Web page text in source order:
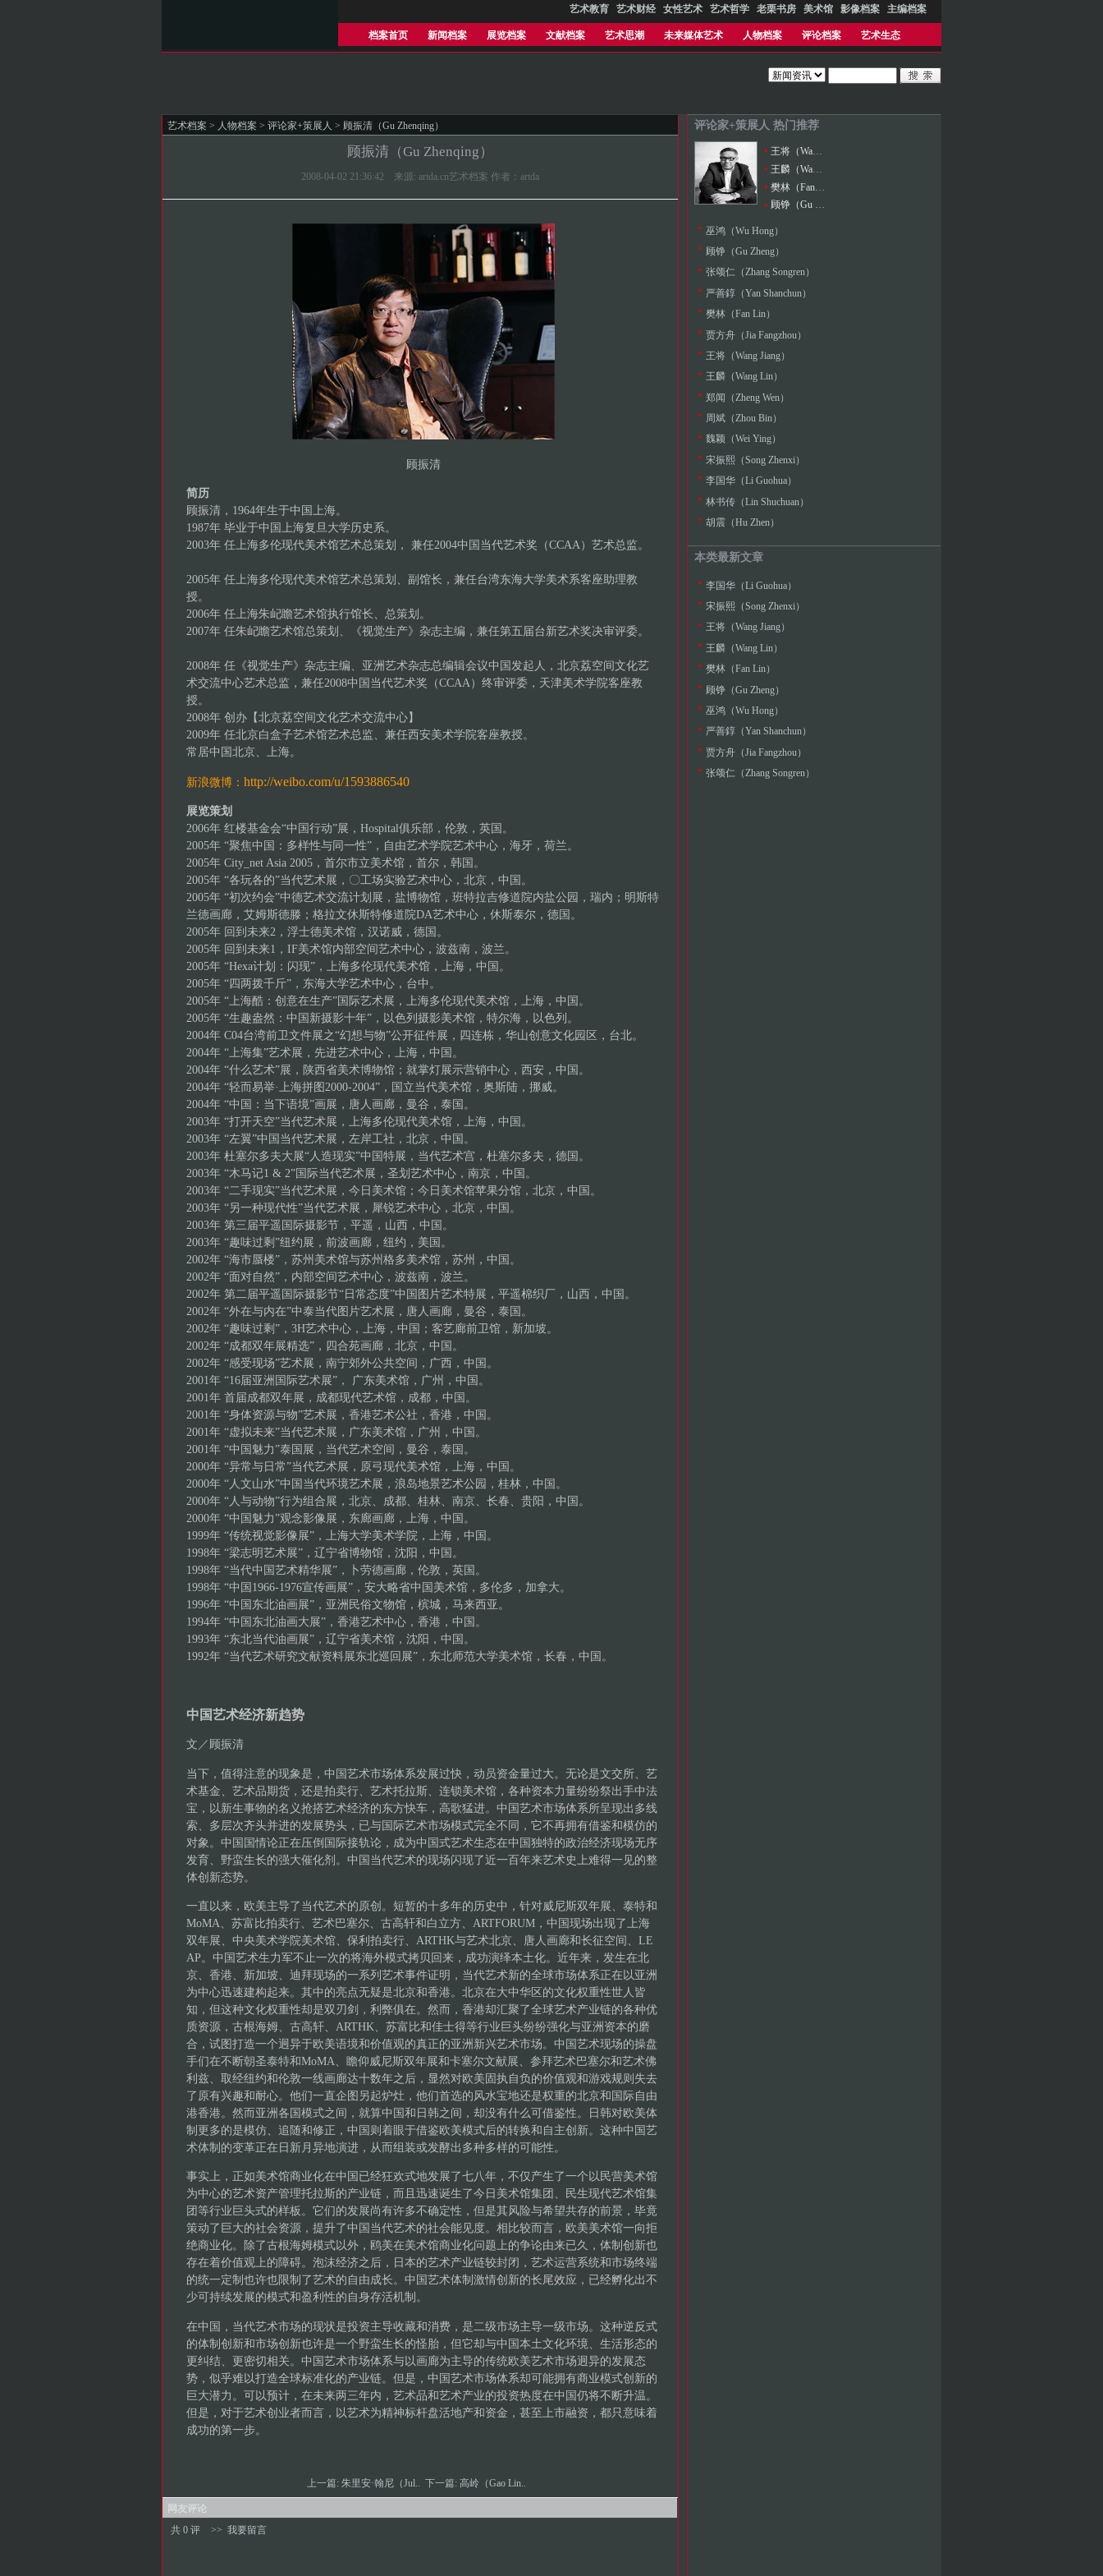
艺术教育 艺术财经 女性艺术 艺术哲学 老栗书房 美术馆 影像档案 主编档案
档案首页 新闻档案 展览档案 文献档案 艺术思潮 未来媒体艺术 人物档案 评论档案 艺术生态
艺术档案 > 人物档案 > 评论家+策展人 > 顾振清（Gu Zhenqing）
顾振清（Gu Zhenqing）
2008-04-02 21:36:42 来源: artda.cn艺术档案 作者：artda
顾振清
简历
顾振清，1964年生于中国上海。
1987年 毕业于中国上海复旦大学历史系。
2003年 任上海多伦现代美术馆艺术总策划， 兼任2004中国当代艺术奖（CCAA）艺术总监。
2005年 任上海多伦现代美术馆艺术总策划、副馆长，兼任台湾东海大学美术系客座助理教
授。
2006年 任上海朱屺瞻艺术馆执行馆长、总策划。
2007年 任朱屺瞻艺术馆总策划、《视觉生产》杂志主编，兼任第五届台新艺术奖决审评委。
2008年 任《视觉生产》杂志主编、亚洲艺术杂志总编辑会议中国发起人，北京荔空间文化艺
术交流中心艺术总监，兼任2008中国当代艺术奖（CCAA）终审评委，天津美术学院客座教
授。
2008年 创办【北京荔空间文化艺术交流中心】
2009年 任北京白盒子艺术馆艺术总监、兼任西安美术学院客座教授。
常居中国北京、上海。
新浪微博： http://weibo.com/u/1593886540
展览策划
2006年 红楼基金会“中国行动”展，Hospital俱乐部，伦敦，英国。
2005年 “聚焦中国：多样性与同一性”，自由艺术学院艺术中心，海牙，荷兰。
2005年 City_net Asia 2005，首尔市立美术馆，首尔，韩国。
2005年 “各玩各的”当代艺术展，〇工场实验艺术中心，北京，中国。
2005年 “初次约会”中德艺术交流计划展，盐博物馆，班特拉吉修道院内盐公园，瑞内；明斯特
兰德画廊，艾姆斯德滕；格拉文休斯特修道院DA艺术中心，休斯泰尔，德国。
2005年 回到未来2，浮士德美术馆，汉诺威，德国。
2005年 回到未来1，IF美术馆内部空间艺术中心，波兹南，波兰。
2005年 “Hexa计划：闪现”，上海多伦现代美术馆，上海，中国。
2005年 “四两拨千斤”，东海大学艺术中心，台中。
2005年 “上海酷：创意在生产”国际艺术展，上海多伦现代美术馆，上海，中国。
2005年 “生趣盎然：中国新摄影十年”，以色列摄影美术馆，特尔海，以色列。
2004年 C04台湾前卫文件展之“幻想与物”公开征件展，四连栋，华山创意文化园区，台北。
2004年 “上海集”艺术展，先进艺术中心，上海，中国。
2004年 “什么艺术”展，陕西省美术博物馆；就掌灯展示营销中心，西安，中国。
2004年 “轻而易举·上海拼图2000-2004”，国立当代美术馆，奥斯陆，挪威。
2004年 “中国：当下语境”画展，唐人画廊，曼谷，泰国。
2003年 “打开天空”当代艺术展，上海多伦现代美术馆，上海，中国。
2003年 “左翼”中国当代艺术展，左岸工社，北京，中国。
2003年 杜塞尔多夫大展“人造现实”中国特展，当代艺术宫，杜塞尔多夫，德国。
2003年 “木马记1 & 2”国际当代艺术展，圣划艺术中心，南京，中国。
2003年 “二手现实”当代艺术展，今日美术馆；今日美术馆苹果分馆，北京，中国。
2003年 “另一种现代性”当代艺术展，犀锐艺术中心，北京，中国。
2003年 第三届平遥国际摄影节，平遥，山西，中国。
2003年 “趣味过剩”纽约展，前波画廊，纽约，美国。
2002年 “海市蜃楼”，苏州美术馆与苏州格多美术馆，苏州，中国。
2002年 “面对自然”，内部空间艺术中心，波兹南，波兰。
2002年 第二届平遥国际摄影节“日常态度”中国图片艺术特展，平遥棉织厂，山西，中国。
2002年 “外在与内在”中泰当代图片艺术展，唐人画廊，曼谷，泰国。
2002年 “趣味过剩”，3H艺术中心，上海，中国；客艺廊前卫馆，新加坡。
2002年 “成都双年展精选”，四合苑画廊，北京，中国。
2002年 “感受现场”艺术展，南宁郊外公共空间，广西，中国。
2001年 “16届亚洲国际艺术展”， 广东美术馆，广州，中国。
2001年 首届成都双年展，成都现代艺术馆，成都，中国。
2001年 “身体资源与物”艺术展，香港艺术公社，香港，中国。
2001年 “虚拟未来”当代艺术展，广东美术馆，广州，中国。
2001年 “中国魅力”泰国展，当代艺术空间，曼谷，泰国。
2000年 “异常与日常”当代艺术展，原弓现代美术馆，上海，中国。
2000年 “人文山水”中国当代环境艺术展，浪岛地景艺术公园，桂林，中国。
2000年 “人与动物”行为组合展，北京、成都、桂林、南京、长春、贵阳，中国。
2000年 “中国魅力”观念影像展，东廊画廊，上海，中国。
1999年 “传统视觉影像展”，上海大学美术学院，上海，中国。
1998年 “梁志明艺术展”，辽宁省博物馆，沈阳，中国。
1998年 “当代中国艺术精华展”，卜劳德画廊，伦敦，英国。
1998年 “中国1966-1976宣传画展”，安大略省中国美术馆，多伦多，加拿大。
1996年 “中国东北油画展”，亚洲民俗文物馆，槟城，马来西亚。
1994年 “中国东北油画大展”，香港艺术中心，香港，中国。
1993年 “东北当代油画展”，辽宁省美术馆，沈阳，中国。
1992年 “当代艺术研究文献资料展东北巡回展”，东北师范大学美术馆，长春，中国。
中国艺术经济新趋势
文／顾振清
当下，值得注意的现象是，中国艺术市场体系发展过快，动员资金量过大。无论是文交所、艺
术基金、艺术品期货，还是拍卖行、艺术托拉斯、连锁美术馆，各种资本力量纷纷祭出手中法
宝，以新生事物的名义抢搭艺术经济的东方快车，高歌猛进。中国艺术市场体系所呈现出多线
索、多层次齐头并进的发展势头，已与国际艺术市场模式完全不同，它不再拥有借鉴和模仿的
对象。中国国情论正在压倒国际接轨论，成为中国式艺术生态在中国独特的政治经济现场无序
发育、野蛮生长的强大催化剂。中国当代艺术的现场闪现了近一百年来艺术史上难得一见的整
体创新态势。
一直以来，欧美主导了当代艺术的原创。短暂的十多年的历史中，针对威尼斯双年展、泰特和
MoMA、苏富比拍卖行、艺术巴塞尔、古高轩和白立方、ARTFORUM，中国现场出现了上海
双年展、中央美术学院美术馆、保利拍卖行、ARTHK与艺术北京、唐人画廊和长征空间、LE
AP。中国艺术生力军不止一次的将海外模式拷贝回来，成功演绎本土化。近年来，发生在北
京、香港、新加坡、迪拜现场的一系列艺术事件证明，当代艺术新的全球市场体系正在以亚洲
为中心迅速建构起来。其中的亮点无疑是北京和香港。北京在大中华区的文化权重性世人皆
知，但这种文化权重性却是双刃剑，利弊俱在。然而，香港却汇聚了全球艺术产业链的各种优
质资源，古根海姆、古高轩、ARTHK、苏富比和佳士得等行业巨头纷纷强化与亚洲资本的磨
合，试图打造一个迥异于欧美语境和价值观的真正的亚洲新兴艺术市场。中国艺术现场的操盘
手们在不断朝圣泰特和MoMA、瞻仰威尼斯双年展和卡塞尔文献展、参拜艺术巴塞尔和艺术佛
利兹、取经纽约和伦敦一线画廊达十数年之后，显然对欧美固执自负的价值观和游戏规则失去
了原有兴趣和耐心。他们一直企图另起炉灶，他们首选的风水宝地还是权重的北京和国际自由
港香港。然而亚洲各国模式之间，就算中国和日韩之间，却没有什么可借鉴性。日韩对欧美体
制更多的是模仿、追随和修正，中国则着眼于借鉴欧美模式后的转换和自主创新。这种中国艺
术体制的变革正在日新月异地演进，从而组装或发酵出多种多样的可能性。
事实上，正如美术馆商业化在中国已经狂欢式地发展了七八年，不仅产生了一个以民营美术馆
为中心的艺术资产管理托拉斯的产业链，而且迅速诞生了今日美术馆集团、民生现代艺术馆集
团等行业巨头式的样板。它们的发展尚有许多不确定性，但是其风险与希望共存的前景，毕竟
策动了巨大的社会资源，提升了中国当代艺术的社会能见度。相比较而言，欧美美术馆一向拒
绝商业化。除了古根海姆模式以外，鸥美在美术馆商业化问题上的争论由来已久，体制创新也
存在着价值观上的障碍。泡沫经济之后，日本的艺术产业链较封闭，艺术运营系统和市场终端
的统一定制也许也限制了艺术的自由成长。中国艺术体制激情创新的长尾效应，已经孵化出不
少可持续发展的模式和盈利性的自身存活机制。
在中国，当代艺术市场的现状是投资主导收藏和消费，是二级市场主导一级市场。这种逆反式
的体制创新和市场创新也许是一个野蛮生长的怪胎，但它却与中国本土文化环境、生活形态的
更纠结、更密切相关。中国艺术市场体系与以画廊为主导的传统欧美艺术市场迥异的发展态
势，似乎难以打造全球标准化的产业链。但是，中国艺术市场体系却可能拥有商业模式创新的
巨大潜力。可以预计，在未来两三年内，艺术品和艺术产业的投资热度在中国仍将不断升温。
但是，对于艺术创业者而言，以艺术为精神标杆盘活地产和资金，甚至上市融资，都只意味着
成功的第一步。
上一篇: 朱里安·翰尼（Jul.. 下一篇: 高岭（Gao Lin..
网友评论
共 0 评
>> 我要留言
评论家+策展人 热门推荐
王将（Wang Jiang）
顾铮（Gu Zheng）
巫鸿（Wu Hong）
顾铮（Gu Zheng）
张颂仁（Zhang Songren）
严善錞（Yan Shanchun）
樊林（Fan Lin）
贾方舟（Jia Fangzhou）
王将（Wang Jiang）
王麟（Wang Lin）
郑闻（Zheng Wen）
周斌（Zhou Bin）
魏颖（Wei Ying）
宋振熙（Song Zhenxi）
李国华（Li Guohua）
林书传（Lin Shuchuan）
胡震（Hu Zhen）
本类最新文章
李国华（Li Guohua）
宋振熙（Song Zhenxi）
王将（Wang Jiang）
王麟（Wang Lin）
樊林（Fan Lin）
顾铮（Gu Zheng）
巫鸿（Wu Hong）
严善錞（Yan Shanchun）
贾方舟（Jia Fangzhou）
张颂仁（Zhang Songren）